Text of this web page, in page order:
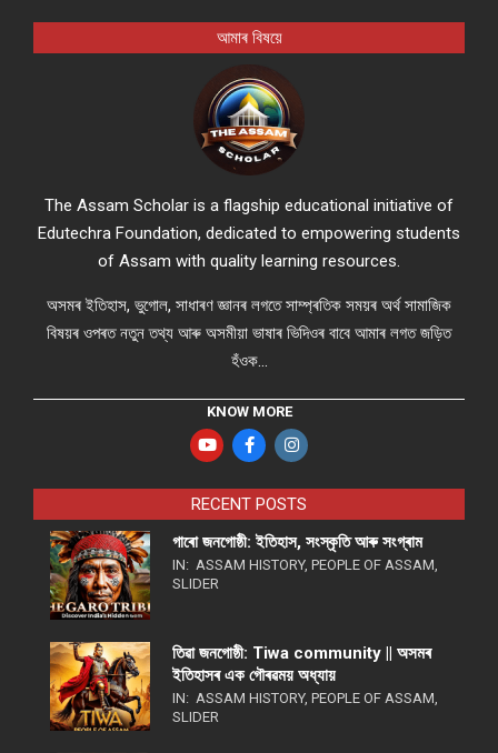
আমাৰ বিষয়ে
The Assam Scholar is a flagship educational initiative of
Edutechra Foundation, dedicated to empowering students
of Assam with quality learning resources.
অসমৰ ইতিহাস, ভুগোল, সাধাৰণ জ্ঞানৰ লগতে সাম্প্ৰতিক সময়ৰ অৰ্থ সামাজিক
বিষয়ৰ ওপৰত নতুন তথ্য আৰু অসমীয়া ভাষাৰ ভিদিওৰ বাবে আমাৰ লগত জড়িত
হঁওক...
KNOW MORE
RECENT POSTS
গাৰো জনগোষ্ঠী: ইতিহাস, সংস্কৃতি আৰু সংগ্ৰাম
IN: ASSAM HISTORY, PEOPLE OF ASSAM,
SLIDER
তিৱা জনগোষ্ঠী: Tiwa community || অসমৰ
ইতিহাসৰ এক গৌৰৱময় অধ্যায়
IN: ASSAM HISTORY, PEOPLE OF ASSAM,
SLIDER